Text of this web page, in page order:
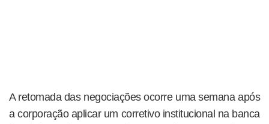
A retomada das negociações ocorre uma semana após
a corporação aplicar um corretivo institucional na banca